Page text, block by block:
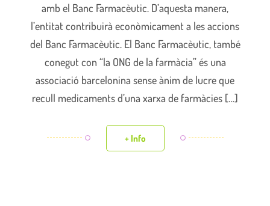
amb el Banc Farmacèutic. D’aquesta manera,
l’entitat contribuirà econòmicament a les accions
del Banc Farmacèutic. El Banc Farmacèutic, també
conegut con “la ONG de la farmàcia” és una
associació barcelonina sense ànim de lucre que
recull medicaments d’una xarxa de farmàcies […]
+ Info